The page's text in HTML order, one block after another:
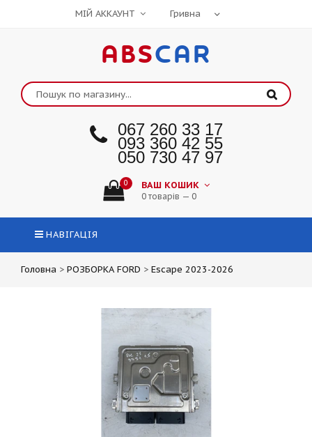
МІЙ АККАУНТ
ABSCAR
067 260 33 17
093 360 42 55
050 730 47 97
0 ВАШ КОШИК
0 товарів — 0
НАВІГАЦІЯ
Головна > РОЗБОРКА FORD > Escape 2023-2026